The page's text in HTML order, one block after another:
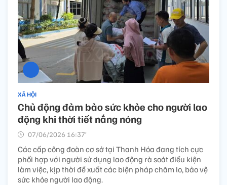
XÃ HỘI
Chủ động đảm bảo sức khỏe cho người lao
động khi thời tiết nắng nóng
07/06/2026 16:37’
Các cấp công đoàn cơ sở tại Thanh Hóa đang tích cực
phối hợp với người sử dụng lao động rà soát điều kiện
làm việc, kịp thời đề xuất các biện pháp chăm lo, bảo vệ
sức khỏe người lao động.